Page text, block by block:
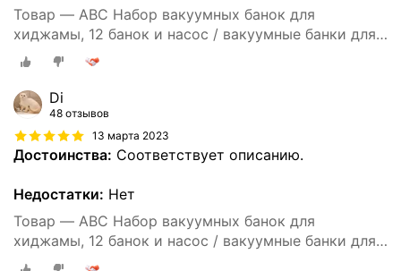
Товар — ABC Набор вакуумных банок для
хиджамы, 12 банок и насос / вакуумные банки для
массажа.
Di
48 отзывов
13 марта 2023
Достоинства: Соответствует описанию.
Недостатки: Нет
Товар — ABC Набор вакуумных банок для
хиджамы, 12 банок и насос / вакуумные банки для
массажа.